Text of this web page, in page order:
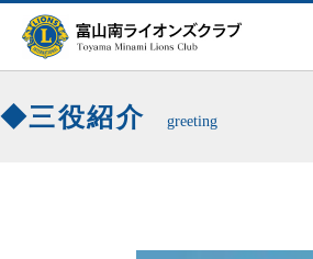
三役紹介 greeting